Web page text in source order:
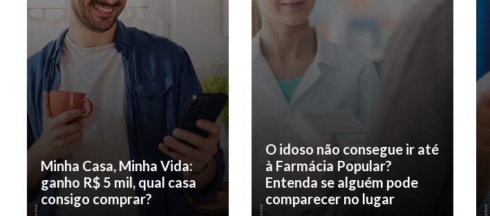
Minha Casa, Minha Vida:
ganho R$ 5 mil, qual casa
consigo comprar?
O idoso não consegue ir até
à Farmácia Popular?
Entenda se alguém pode
comparecer no lugar